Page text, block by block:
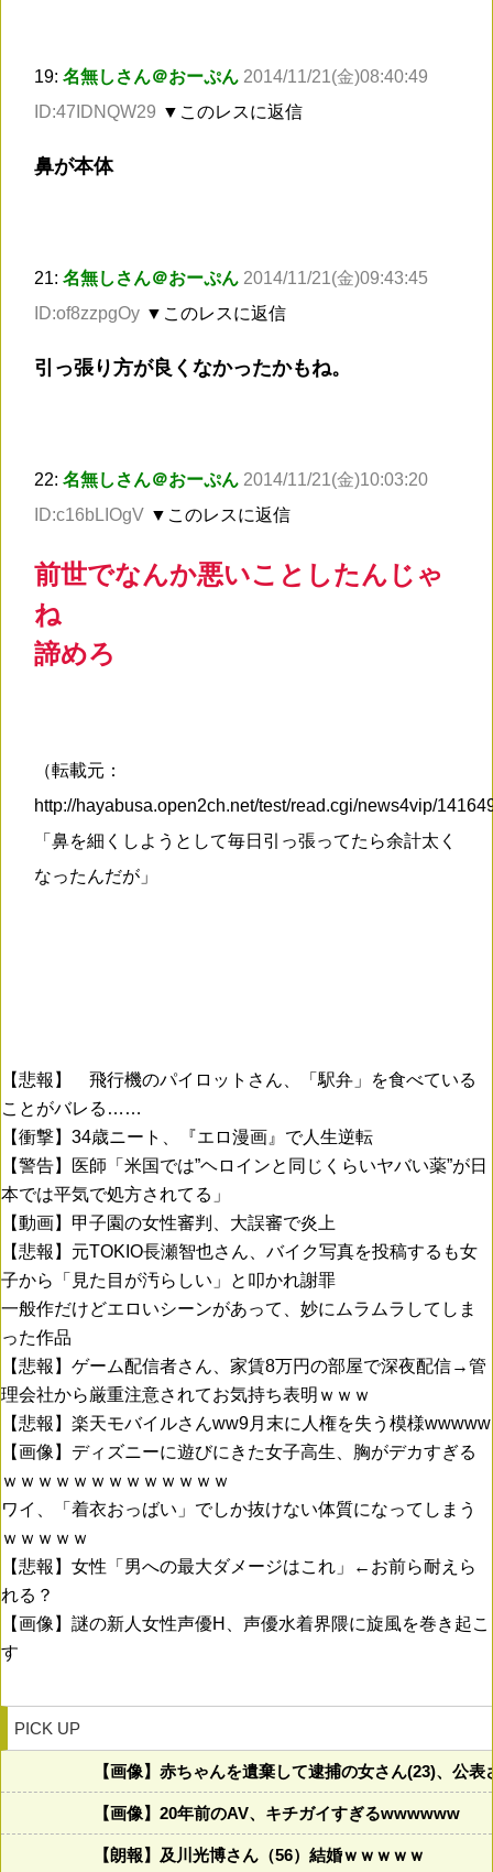
19: 名無しさん＠おーぷん 2014/11/21(金)08:40:49
ID:47IDNQW29 ▼このレスに返信
鼻が本体
21: 名無しさん＠おーぷん 2014/11/21(金)09:43:45
ID:of8zzpgOy ▼このレスに返信
引っ張り方が良くなかったかもね。
22: 名無しさん＠おーぷん 2014/11/21(金)10:03:20
ID:c16bLIOgV ▼このレスに返信
前世でなんか悪いことしたんじゃ
ね
諦めろ
（転載元：
http://hayabusa.open2ch.net/test/read.cgi/news4vip/
「鼻を細くしようとして毎日引っ張ってたら余計太く
なったんだが」
【悲報】 飛行機のパイロットさん、「駅弁」を食べている
ことがバレる……
【衝撃】34歳ニート、『エロ漫画』で人生逆転
【警告】医師「米国では”ヘロインと同じくらいヤバい薬”が日
本では平気で処方されてる」
【動画】甲子園の女性審判、大誤審で炎上
【悲報】元TOKIO長瀬智也さん、バイク写真を投稿するも女
子から「見た目が汚らしい」と叩かれ謝罪
一般作だけどエロいシーンがあって、妙にムラムラしてしま
った作品
【悲報】ゲーム配信者さん、家賃8万円の部屋で深夜配信→管
理会社から厳重注意されてお気持ち表明ｗｗｗ
【悲報】楽天モバイルさんww9月末に人権を失う模様wwwww
【画像】ディズニーに遊びにきた女子高生、胸がデカすぎる
ｗｗｗｗｗｗｗｗｗｗｗｗｗ
ワイ、「着衣おっばい」でしか抜けない体質になってしまう
ｗｗｗｗｗ
【悲報】女性「男への最大ダメージはこれ」←お前ら耐えら
れる？
【画像】謎の新人女性声優H、声優水着界隈に旋風を巻き起こ
す
PICK UP
【画像】赤ちゃんを遺棄して逮捕の女さん(23)、公
【画像】20年前のAV、キチガイすぎるwwwwww
【朗報】及川光博さん（56）結婚ｗｗｗｗｗ